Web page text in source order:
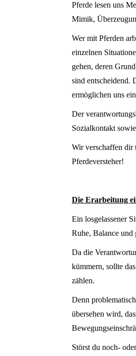
Pferde lesen uns
Mimik,
Wer mit Pferden
einzelnen
gehen, deren
sind entscheidend.
ermöglichen uns
Der
Sozialkontakt
Wir verschaffen dir
Pferdeversteher!
Die Erarbeitung
Ein losgelassener
Ruhe, Balance und
Da die
kümmern, sollte
zählen.
Denn
übersehen wird,
Störst du noch-